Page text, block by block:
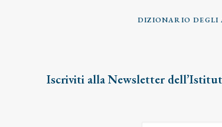
DIZIONARIO DEGLI
Iscriviti alla Newsletter